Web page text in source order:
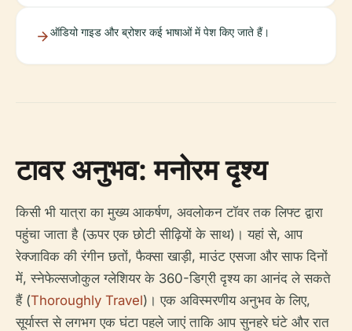
ऑडियो गाइड और ब्रोशर कई भाषाओं में पेश किए जाते हैं।
टावर अनुभव: मनोरम दृश्य
किसी भी यात्रा का मुख्य आकर्षण, अवलोकन टॉवर तक लिफ्ट द्वारा
पहुंचा जाता है (ऊपर एक छोटी सीढ़ियों के साथ)। यहां से, आप
रेक्जाविक की रंगीन छतों, फैक्सा खाड़ी, माउंट एसजा और साफ दिनों
में, स्नेफेल्सजोकुल ग्लेशियर के 360-डिग्री दृश्य का आनंद ले सकते
हैं (Thoroughly Travel)। एक अविस्मरणीय अनुभव के लिए,
सूर्यास्त से लगभग एक घंटा पहले जाएं ताकि आप सुनहरे घंटे और रात